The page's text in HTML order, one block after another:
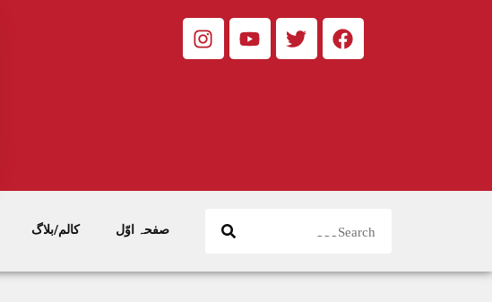
صفحہ اوّل کالم/بلاگ